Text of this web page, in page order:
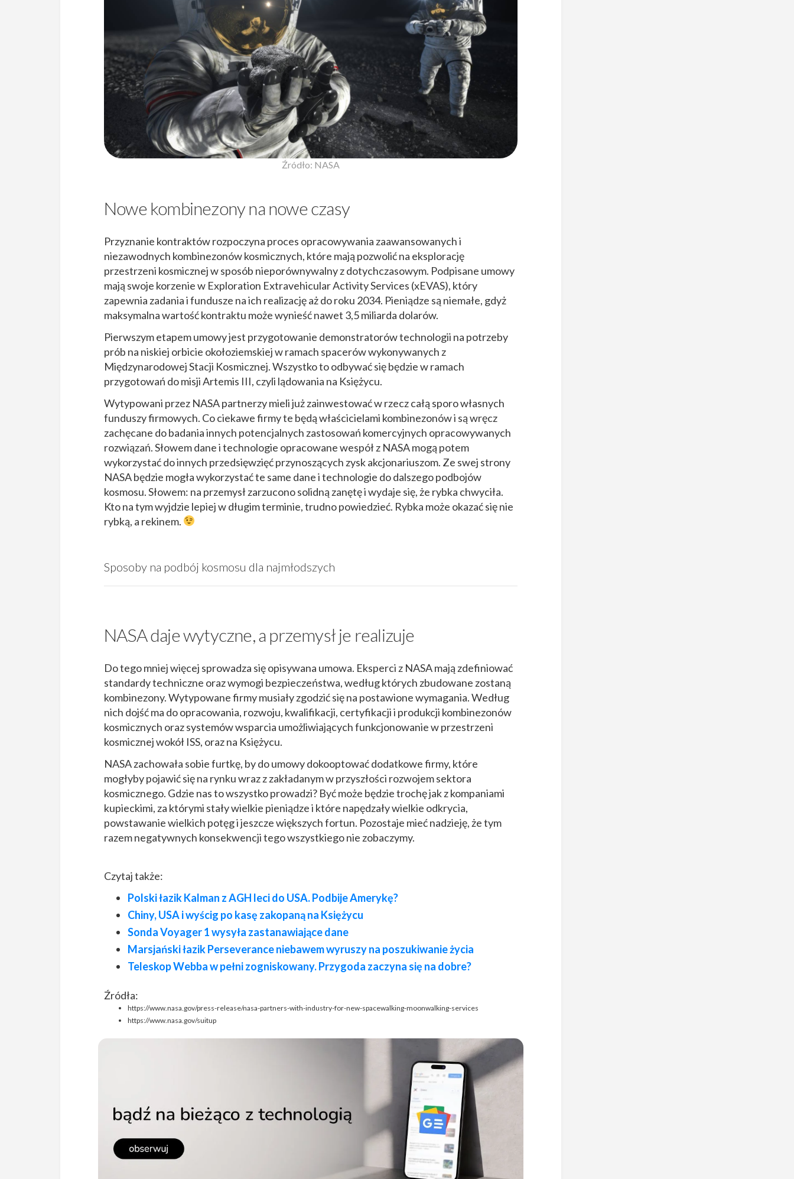
Źródło: NASA
Nowe kombinezony na nowe czasy
Przyznanie kontraktów rozpoczyna proces opracowywania zaawansowanych i
niezawodnych kombinezonów kosmicznych, które mają pozwolić na eksplorację
przestrzeni kosmicznej w sposób nieporównywalny z dotychczasowym. Podpisane umowy
mają swoje korzenie w Exploration Extravehicular Activity Services (xEVAS), który
zapewnia zadania i fundusze na ich realizację aż do roku 2034. Pieniądze są niemałe, gdyż
maksymalna wartość kontraktu może wynieść nawet 3,5 miliarda dolarów.
Pierwszym etapem umowy jest przygotowanie demonstratorów technologii na potrzeby
prób na niskiej orbicie okołoziemskiej w ramach spacerów wykonywanych z
Międzynarodowej Stacji Kosmicznej. Wszystko to odbywać się będzie w ramach
przygotowań do misji Artemis III, czyli lądowania na Księżycu.
Wytypowani przez NASA partnerzy mieli już zainwestować w rzecz całą sporo własnych
funduszy firmowych. Co ciekawe firmy te będą właścicielami kombinezonów i są wręcz
zachęcane do badania innych potencjalnych zastosowań komercyjnych opracowywanych
rozwiązań. Słowem dane i technologie opracowane wespół z NASA mogą potem
wykorzystać do innych przedsięwzięć przynoszących zysk akcjonariuszom. Ze swej strony
NASA będzie mogła wykorzystać te same dane i technologie do dalszego podbojów
kosmosu. Słowem: na przemysł zarzucono solidną zanętę i wydaje się, że rybka chwyciła.
Kto na tym wyjdzie lepiej w długim terminie, trudno powiedzieć. Rybka może okazać się nie
rybką, a rekinem.
Sposoby na podbój kosmosu dla najmłodszych
NASA daje wytyczne, a przemysł je realizuje
Do tego mniej więcej sprowadza się opisywana umowa. Eksperci z NASA mają zdefiniować
standardy techniczne oraz wymogi bezpieczeństwa, według których zbudowane zostaną
kombinezony. Wytypowane firmy musiały zgodzić się na postawione wymagania. Według
nich dojść ma do opracowania, rozwoju, kwalifikacji, certyfikacji i produkcji kombinezonów
kosmicznych oraz systemów wsparcia umożliwiających funkcjonowanie w przestrzeni
kosmicznej wokół ISS, oraz na Księżycu.
NASA zachowała sobie furtkę, by do umowy dokooptować dodatkowe firmy, które
mogłyby pojawić się na rynku wraz z zakładanym w przyszłości rozwojem sektora
kosmicznego. Gdzie nas to wszystko prowadzi? Być może będzie trochę jak z kompaniami
kupieckimi, za którymi stały wielkie pieniądze i które napędzały wielkie odkrycia,
powstawanie wielkich potęg i jeszcze większych fortun. Pozostaje mieć nadzieję, że tym
razem negatywnych konsekwencji tego wszystkiego nie zobaczymy.
Czytaj także:
Polski łazik Kalman z AGH leci do USA. Podbije Amerykę?
Chiny, USA i wyścig po kasę zakopaną na Księżycu
Sonda Voyager 1 wysyła zastanawiające dane
Marsjański łazik Perseverance niebawem wyruszy na poszukiwanie życia
Teleskop Webba w pełni zogniskowany. Przygoda zaczyna się na dobre?
Źródła:
https://www.nasa.gov/press-release/nasa-partners-with-industry-for-new-spacewalking-moonwalking-services
https://www.nasa.gov/suitup